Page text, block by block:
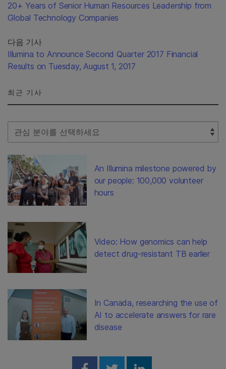
20+ Years of Senior Human Resources Leadership from
Global Technology Companies
다음 기사
Illumina to Announce Second Quarter 2017 Financial
Results on Tuesday, August 1, 2017
최근 기사
Select Filter
An Illumina milestone powered by
our people: 100,000 volunteer
hours
Video: How genomics can help
detect drug-resistant TB earlier
In Canada, researching the use of
AI to accelerate answers for rare
disease